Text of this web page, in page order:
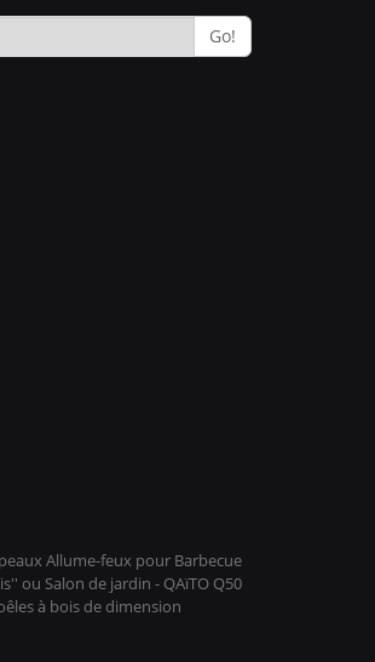
Go!
Allume-feux pour Barbecue
ou Salon de jardin - QAïTO Q50
à bois de dimension